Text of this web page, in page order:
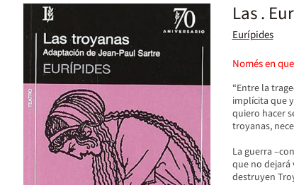
Las .
Eurípides
Només en
“Entre la
implícita que
quiero hacer
troyanas,
La guerra
que no dejará
destruyen